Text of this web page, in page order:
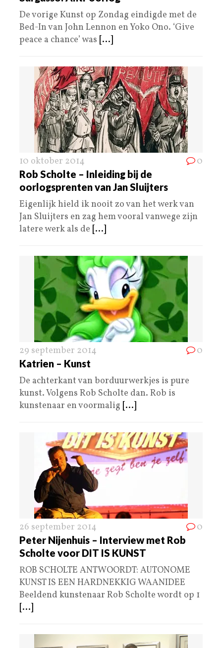
De vorige Kunst op Zondag eindigde met de
Bed-In van John Lennon en Yoko Ono. ‘Give
peace a chance’ was [...]
10 oktober 2014 0
Rob Scholte – Inleiding bij de
oorlogsprenten van Jan Sluijters
Eigenlijk hield ik nooit zo van het werk van
Jan Sluijters en zag hem vooral vanwege zijn
latere werk als de [...]
29 september 2014 0
Katrien – Kunst
De achterkant van borduurwerkjes is pure
kunst. Volgens Rob Scholte dan. Rob is
kunstenaar en voormalig [...]
26 september 2014 0
Peter Nijenhuis – Interview met Rob
Scholte voor DIT IS KUNST
ROB SCHOLTE ANTWOORDT: AUTONOME
KUNST IS EEN HARDNEKKIG WAANIDEE
Beeldend kunstenaar Rob Scholte wordt op 1
[...]